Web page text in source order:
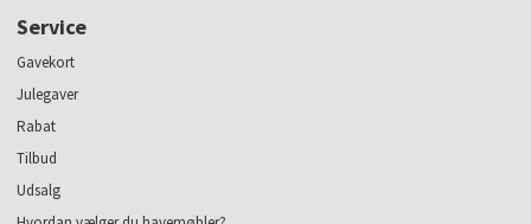
Service
Gavekort
Julegaver
Rabat
Tilbud
Udsalg